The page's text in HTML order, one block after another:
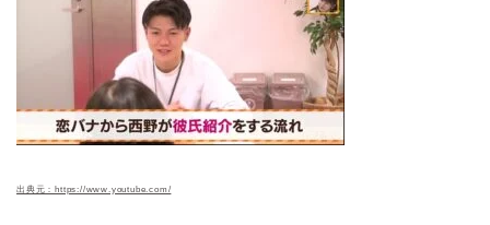
出典元：https://www.youtube.com/